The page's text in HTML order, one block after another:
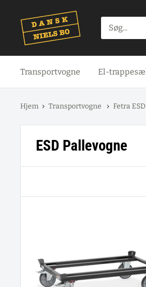
indhold
Transportvogne El-
Hjem Transportvogne Fetra
ESD Pallevogne